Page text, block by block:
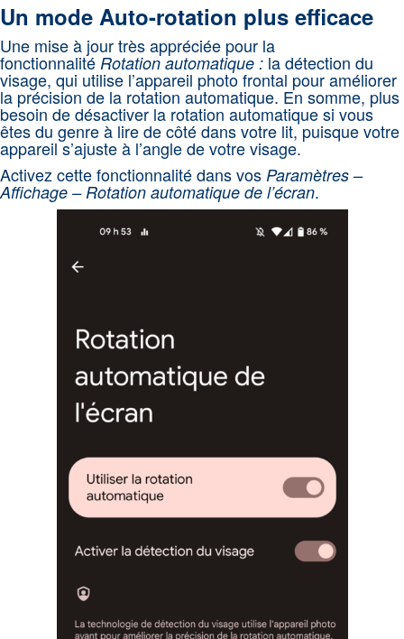
Un mode Auto-rotation plus efficace
Une mise à jour très appréciée pour la
fonctionnalité Rotation automatique : la détection du
visage, qui utilise l’appareil photo frontal pour améliorer
la précision de la rotation automatique. En somme, plus
besoin de désactiver la rotation automatique si vous
êtes du genre à lire de côté dans votre lit, puisque votre
appareil s’ajuste à l’angle de votre visage.
Activez cette fonctionnalité dans vos Paramètres –
Affichage – Rotation automatique de l’écran.